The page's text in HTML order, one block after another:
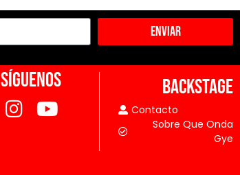
Enviar
SÍGUENOS BACKSTAGE
Contacto
Sobre Que Onda
Gye